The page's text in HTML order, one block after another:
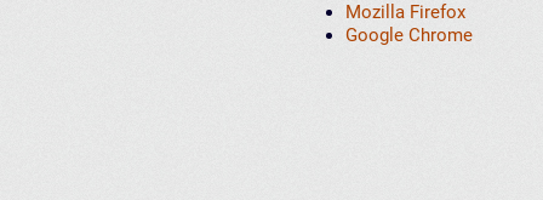
Mozilla Firefox
Google Chrome